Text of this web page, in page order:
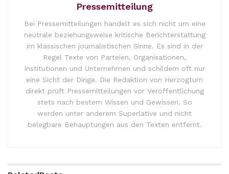
Pressemitteilung
Bei Pressemitteilungen handelt es sich nicht um eine
neutrale beziehungsweise kritische Berichterstattung
im klassischen journalistischen Sinne. Es sind in der
Regel Texte von Parteien, Organisationen,
Institutionen und Unternehmen und schildern oft nur
eine Sicht der Dinge. Die Redaktion von Herzogtum
direkt prüft Pressemitteilungen vor Veröffentlichung
stets nach bestem Wissen und Gewissen. So
werden unter anderem Superlative und nicht
belegbare Behauptungen aus den Texten entfernt.